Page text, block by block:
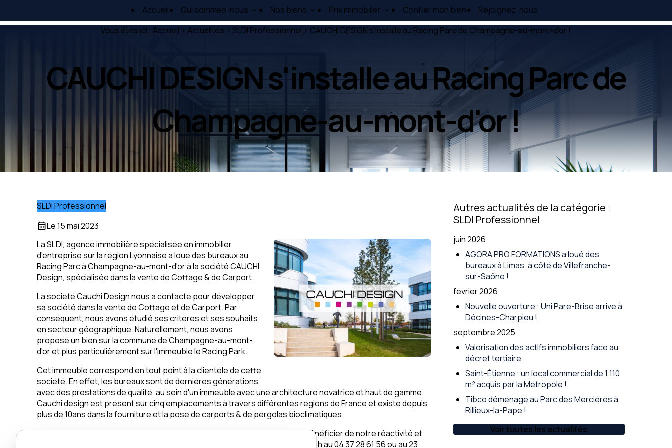
Accueil Qui sommes-nous Nos biens Prix immobilier Confier mon bien
Rejoignez-nous
Vous êtes ici : Accueil > Actualités > SLDI Professionnel > CAUCHI DESIGN s'installe au Racing Parc de Champagne-au-mont-d'or !
CAUCHI DESIGN s'installe au Racing Parc de
Champagne-au-mont-d'or !
SLDI Professionnel
calendar_monthLe15 mai 2023
La SLDI, agence immobilière spécialisée en immobilier
d'entreprise sur la région Lyonnaise a loué des bureaux au
Racing Parc à Champagne-au-mont-d'or à la société CAUCHI
Design, spécialisée dans la vente de Cottage & de Carport.
La société Cauchi Design nous a contacté pour développer
sa société dans la vente de Cottage et de Carport. Par
conséquent, nous avons étudié ses critères et ses souhaits
en secteur géographique. Naturellement, nous avons
proposé un bien sur la commune de Champagne-au-mont-
d'or et plus particulièrement sur l'immeuble le Racing Park.
Cet immeuble correspond en tout point à la clientèle de cette
société. En effet, les bureaux sont de dernières générations
avec des prestations de qualité, au sein d'un immeuble avec une architecture novatrice et haut de gamme.
Cauchi design est présent sur cinq emplacements à travers différentes régions de France et existe depuis
plus de 10ans dans la fourniture et la pose de carports & de pergolas bioclimatiques.
Faites appel à notre équipe spécialisée en immobilier d'entreprise afin de bénéficier de notre réactivité et
de nos conseils ! Nous sommes à votre écoute du lundi au vendredi de 9h à 18h au 04 37 28 61 56 ou au 23
Autres actualités de la catégorie :
SLDI Professionnel
juin 2026
AGORA PRO FORMATIONS a loué des
bureaux à Limas, à côté de Villefranche-
sur-Saône !
février 2026
Nouvelle ouverture : Uni Pare-Brise arrive à
Décines-Charpieu !
septembre 2025
Valorisation des actifs immobiliers face au
décret tertiaire
Saint-Étienne : un local commercial de 1 110
m² acquis par la Métropole !
Tibco déménage au Parc des Mercières à
Rillieux-la-Pape !
Voir toutes les actualités